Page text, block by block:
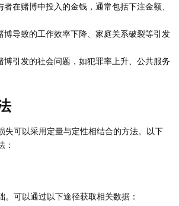
者在赌博中投入的金钱，通常包括下注金额、
博导致的工作效率下降、家庭关系破裂等引发
博引发的社会问题，如犯罪率上升、公共服务
失可以采用定量与定性相结合的方法。以下
：
。可以通过以下途径获取相关数据：